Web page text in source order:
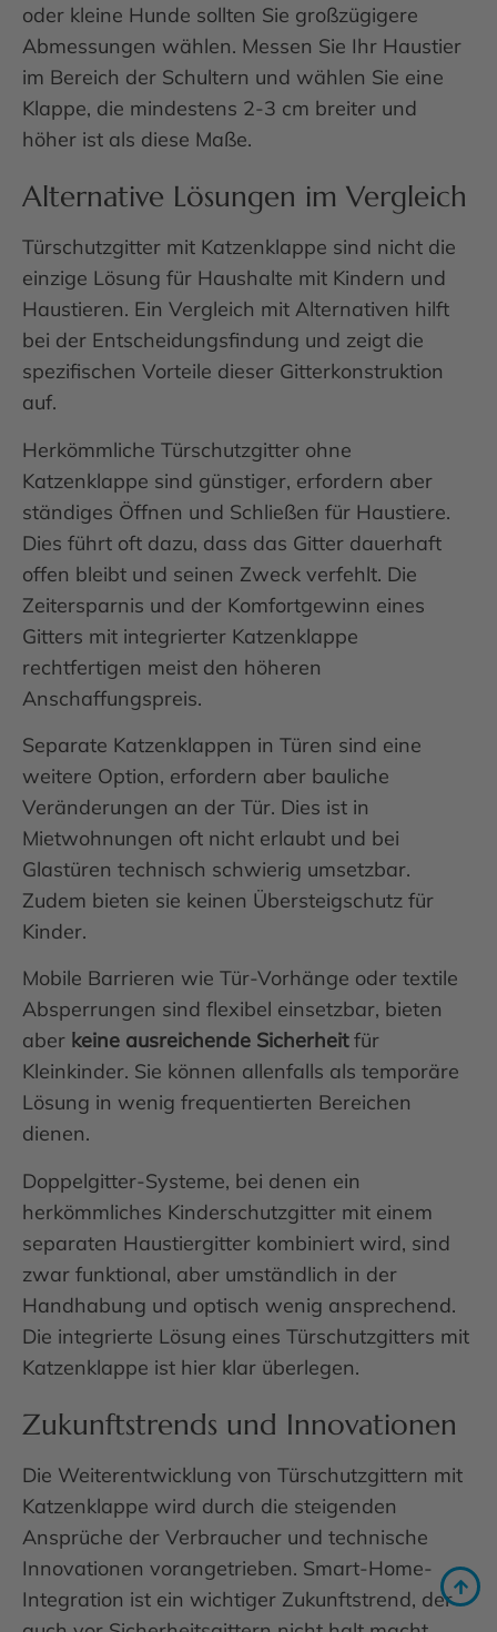
oder kleine Hunde sollten Sie großzügigere
Abmessungen wählen. Messen Sie Ihr Haustier
im Bereich der Schultern und wählen Sie eine
Klappe, die mindestens 2-3 cm breiter und
höher ist als diese Maße.
Alternative Lösungen im Vergleich
Türschutzgitter mit Katzenklappe sind nicht die
einzige Lösung für Haushalte mit Kindern und
Haustieren. Ein Vergleich mit Alternativen hilft
bei der Entscheidungsfindung und zeigt die
spezifischen Vorteile dieser Gitterkonstruktion
auf.
Herkömmliche Türschutzgitter ohne
Katzenklappe sind günstiger, erfordern aber
ständiges Öffnen und Schließen für Haustiere.
Dies führt oft dazu, dass das Gitter dauerhaft
offen bleibt und seinen Zweck verfehlt. Die
Zeitersparnis und der Komfortgewinn eines
Gitters mit integrierter Katzenklappe
rechtfertigen meist den höheren
Anschaffungspreis.
Separate Katzenklappen in Türen sind eine
weitere Option, erfordern aber bauliche
Veränderungen an der Tür. Dies ist in
Mietwohnungen oft nicht erlaubt und bei
Glastüren technisch schwierig umsetzbar.
Zudem bieten sie keinen Übersteigschutz für
Kinder.
Mobile Barrieren wie Tür-Vorhänge oder textile
Absperrungen sind flexibel einsetzbar, bieten
aber keine ausreichende Sicherheitfür
Kleinkinder. Sie können allenfalls als temporäre
Lösung in wenig frequentierten Bereichen
dienen.
Doppelgitter-Systeme, bei denen ein
herkömmliches Kinderschutzgitter mit einem
separaten Haustiergitter kombiniert wird, sind
zwar funktional, aber umständlich in der
Handhabung und optisch wenig ansprechend.
Die integrierte Lösung eines Türschutzgitters mit
Katzenklappe ist hier klar überlegen.
Zukunftstrends und Innovationen
Die Weiterentwicklung von Türschutzgittern mit
Katzenklappe wird durch die steigenden
Ansprüche der Verbraucher und technische
Innovationen vorangetrieben. Smart-Home-
Integration ist ein wichtiger Zukunftstrend, der